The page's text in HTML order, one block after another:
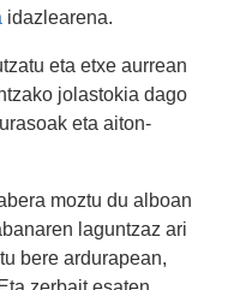
idazlearena.
eta etxe aurrean
jolastokia dago
eta aiton-
moztu du alboan
laguntzaz ari
bere ardurapean,